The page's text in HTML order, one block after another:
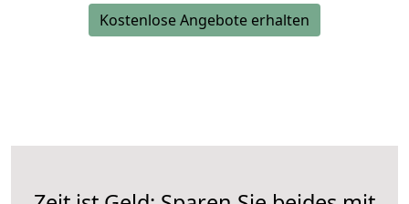
Kostenlose Angebote erhalten